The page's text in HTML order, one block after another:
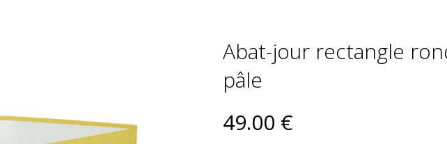
Abat-jour rectangle
pâle
49.00 €